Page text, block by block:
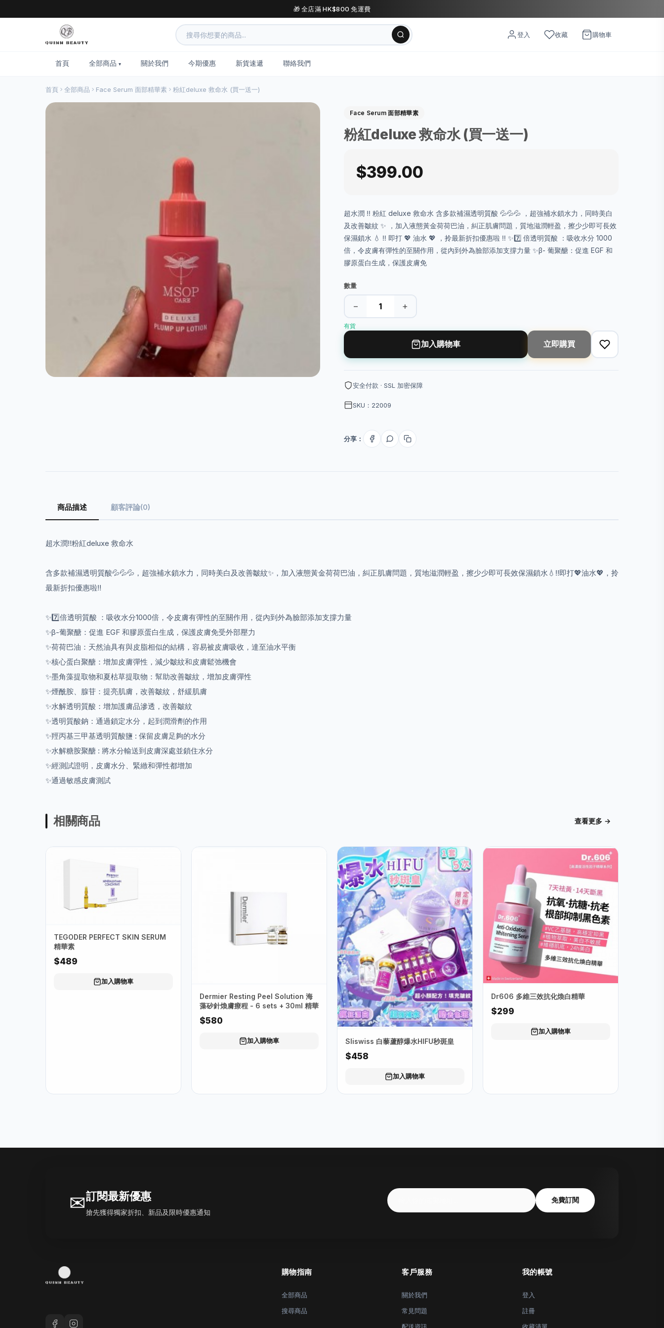
🎁 全店滿 HK$800 免運費
登入 收藏 購物車
首頁 全部商品 關於我們 今期優惠 新貨速遞 聯絡我們
首頁 全部商品 Face Serum 面部精華素 粉紅deluxe 救命水 (買一送一)
Face Serum 面部精華素
粉紅deluxe 救命水 (買一送一)
$399.00
超水潤 ‼️ 粉紅 deluxe 救命水 含多款補濕透明質酸 💦💦💦 ，超強補水鎖水力，同時美白
及改善皺紋 ✨ ，加入液態黃金荷荷巴油，糾正肌膚問題，質地滋潤輕盈，擦少少即可長效
保濕鎖水 💧 ‼️ 即打 💖 油水 💖 ，拎最新折扣優惠啦 ‼️ ✨7️⃣ 倍透明質酸 ：吸收水分 1000
倍，令皮膚有彈性的至關作用，從內到外為臉部添加支撐力量 ✨β- 葡聚醣：促進 EGF 和
膠原蛋白生成，保護皮膚免
數量
− +
有貨
加入購物車 立即購買
安全付款 · SSL 加密保障
SKU：22009
分享：
商品描述 顧客評論(0)
超水潤‼️粉紅deluxe 救命水
含多款補濕透明質酸💦💦💦 ，超強補水鎖水力，同時美白及改善皺紋✨ ，加入液態黃金荷荷巴油，糾正肌膚問題，質地滋潤輕盈，擦少少即可長效保濕鎖水 💧 ‼️即打💖油水💖 ，拎
最新折扣優惠啦‼️
✨7️⃣倍透明質酸 ：吸收水分1000倍，令皮膚有彈性的至關作用，從內到外為臉部添加支撐力量
✨β-葡聚醣：促進 EGF 和膠原蛋白生成，保護皮膚免受外部壓力
✨荷荷巴油：天然油具有與皮脂相似的結構，容易被皮膚吸收，達至油水平衡
✨核心蛋白聚醣：增加皮膚彈性，減少皺紋和皮膚鬆弛機會
✨墨角藻提取物和夏枯草提取物：幫助改善皺紋，增加皮膚彈性
✨煙酰胺、腺苷：提亮肌膚，改善皺紋，舒緩肌膚
✨水解透明質酸：增加護膚品滲透，改善皺紋
✨透明質酸鈉：通過鎖定水分，起到潤滑劑的作用
✨羥丙基三甲基透明質酸鹽 : 保留皮膚足夠的水分
✨水解糖胺聚醣 : 將水分輸送到皮膚深處並鎖住水分
✨經測試證明，皮膚水分、緊緻和彈性都增加
✨通過敏感皮膚測試
相關商品 查看更多 →
TEGODER PERFECT SKIN SERUM
精華素
$489
加入購物車
Dermier Resting Peel Solution 海
藻矽針煥膚療程 - 6 sets + 30ml 精華
$580
加入購物車 Sliswiss 白藜蘆醇爆水HIFU秒斑皇
$458
加入購物車
Dr606 多維三效抗化煥白精華
$299
加入購物車
✉訂閱最新優惠
搶先獲得獨家折扣、新品及限時優惠通知
免費訂閱
購物指南
全部商品
搜尋商品
客戶服務
關於我們
常見問題
配送資訊
我的帳號
登入
註冊
收藏清單